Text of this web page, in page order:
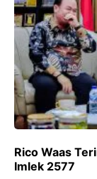
Rico Waas
Imlek 2577